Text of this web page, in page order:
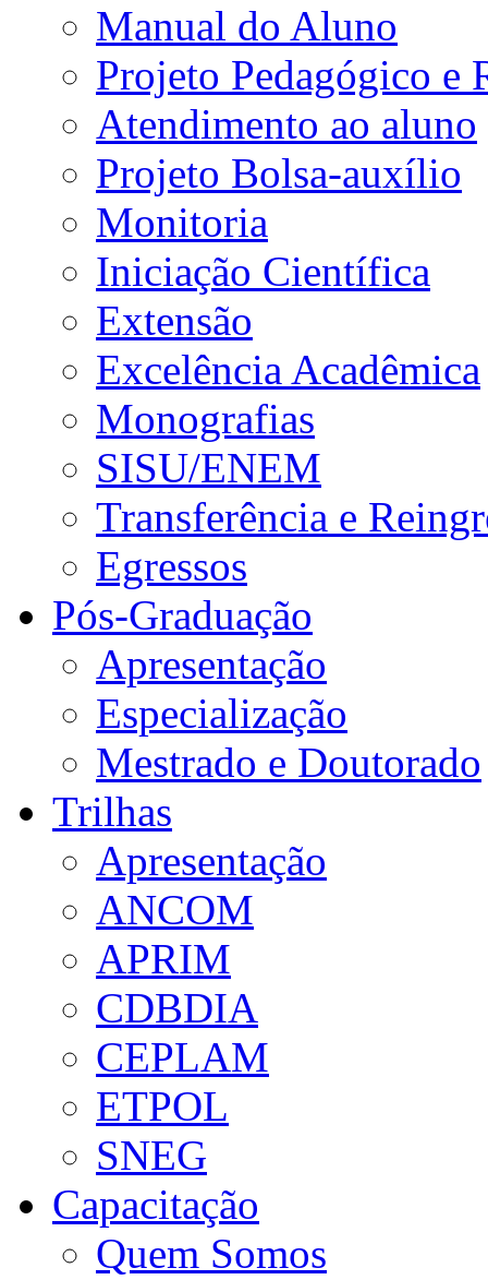
Manual do Aluno
Projeto Pedagógico e
Atendimento ao aluno
Projeto Bolsa-auxílio
Monitoria
Iniciação Científica
Extensão
Excelência Acadêmica
Monografias
SISU/ENEM
Transferência e
Egressos
Pós-Graduação
Apresentação
Especialização
Mestrado e Doutorado
Trilhas
Apresentação
ANCOM
APRIM
CDBDIA
CEPLAM
ETPOL
SNEG
Capacitação
Quem Somos